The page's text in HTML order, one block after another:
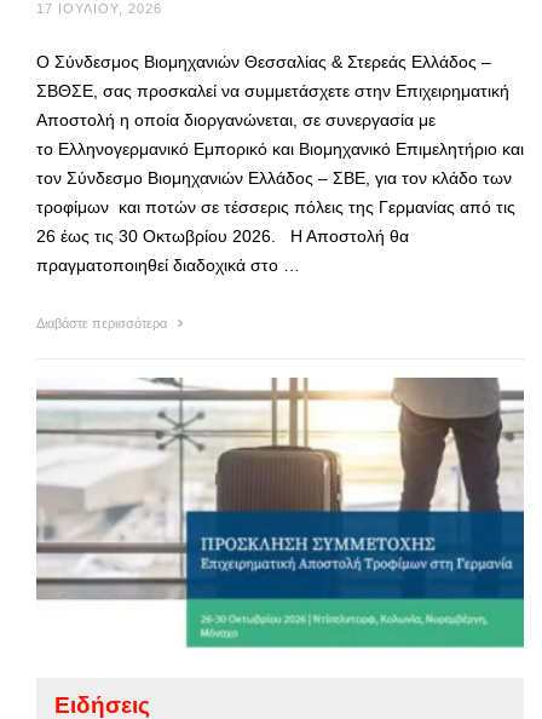
17 ΙΟΥΛΊΟΥ, 2026
Ο Σύνδεσμος Βιομηχανιών Θεσσαλίας & Στερεάς Ελλάδος –
ΣΒΘΣΕ, σας προσκαλεί να συμμετάσχετε στην Επιχειρηματική
Αποστολή η οποία διοργανώνεται, σε συνεργασία με
το Ελληνογερμανικό Εμπορικό και Βιομηχανικό Επιμελητήριο και
τον Σύνδεσμο Βιομηχανιών Ελλάδος – ΣΒΕ, για τον κλάδο των
τροφίμων και ποτών σε τέσσερις πόλεις της Γερμανίας από τις
26 έως τις 30 Οκτωβρίου 2026. Η Αποστολή θα
πραγματοποιηθεί διαδοχικά στο …
Διαβάστε περισσότερα
Ειδήσεις